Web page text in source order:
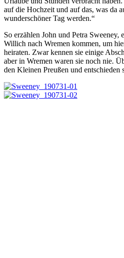
auf die Hochzeit und auf das, was da
wunderschöner Tag werden.“
So erzählen John und Petra Sweeney,
Willich nach Wremen kommen, um
heiraten. Zwar kennen sie einige
aber in Wremen waren sie noch nie.
den Kleinen Preußen und entschieden